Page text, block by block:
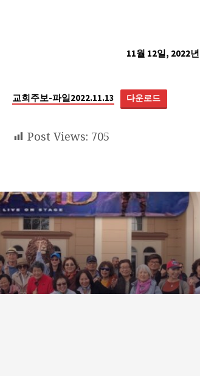
11월 12일, 2022년
교회주보-파일2022.11.13 다운로드
Post Views: 705